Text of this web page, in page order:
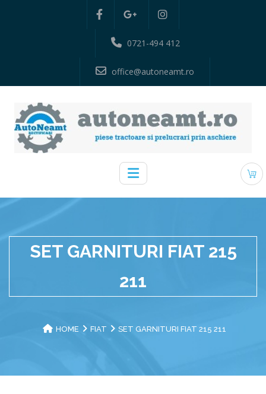
0721-494 412
office@autoneamt.ro
SET GARNITURI FIAT 215
211
HOME FIAT SET GARNITURI FIAT 215 211